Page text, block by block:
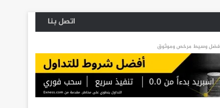
اتصل بنا